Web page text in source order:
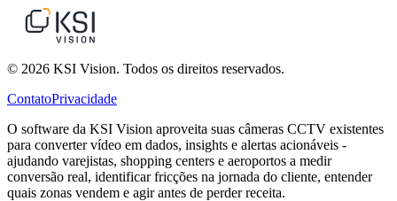
© 2026 KSI Vision. Todos os direitos reservados.
ContatoPrivacidade
O software da KSI Vision aproveita suas câmeras CCTV existentes
para converter vídeo em dados, insights e alertas acionáveis -
ajudando varejistas, shopping centers e aeroportos a medir
conversão real, identificar fricções na jornada do cliente, entender
quais zonas vendem e agir antes de perder receita.